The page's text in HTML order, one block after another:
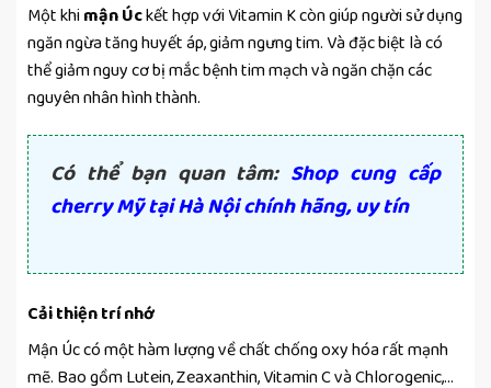
Một khimận Úckết hợp với Vitamin K còn giúp người sử dụng
ngăn ngừa tăng huyết áp, giảm ngưng tim. Và đặc biệt là có
thể giảm nguy cơ bị mắc bệnh tim mạch và ngăn chặn các
nguyên nhân hình thành.
Có thể bạn quan tâm: Shop cung cấp
cherry Mỹ tại Hà Nội chính hãng, uy tín
Cải thiện trí nhớ
Mận Úc có một hàm lượng về chất chống oxy hóa rất mạnh
mẽ. Bao gồm Lutein, Zeaxanthin, Vitamin C và Chlorogenic,…